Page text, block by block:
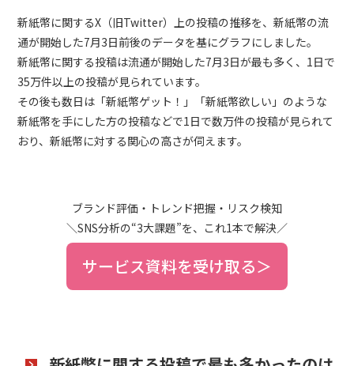
新紙幣に関するX（旧Twitter）上の投稿の推移を、新紙幣の流
通が開始した7月3日前後のデータを基にグラフにしました。
新紙幣に関する投稿は流通が開始した7月3日が最も多く、1日で
35万件以上の投稿が見られています。
その後も数日は「新紙幣ゲット！」「新紙幣欲しい」のような
新紙幣を手にした方の投稿などで1日で数万件の投稿が見られて
おり、新紙幣に対する関心の高さが伺えます。
ブランド評価・トレンド把握・リスク検知
＼SNS分析の“3大課題”を、これ1本で解決／
サービス資料を受け取る＞